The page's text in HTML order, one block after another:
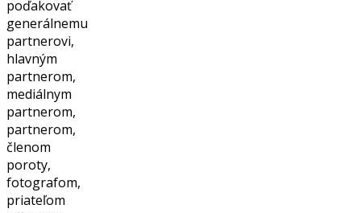
poďakovať
generálnemu
partnerovi,
hlavným
partnerom,
mediálnym
partnerom,
partnerom,
členom
poroty,
fotografom,
priateľom